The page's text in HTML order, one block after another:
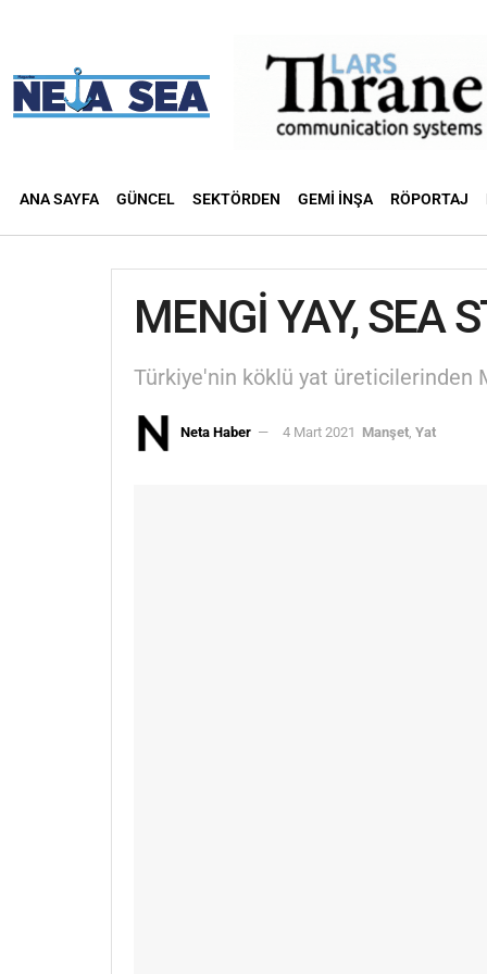
ANA SAYFA GÜNCEL SEKTÖRDEN GEMI İNŞA RÖPORTAJ
MENGİ YAY, SEA
Türkiye'nin köklü yat üreticilerinden
Neta Haber 4 Mart 2021 Manşet Yat